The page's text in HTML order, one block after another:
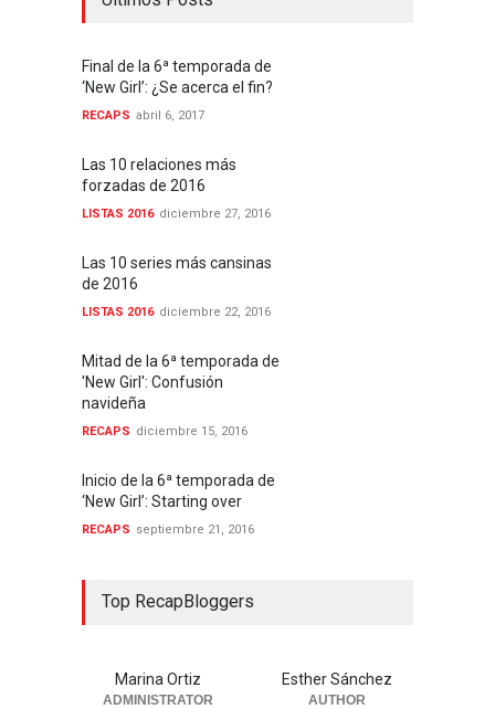
Final de la 6ª temporada de
‘New Girl’: ¿Se acerca el fin?
RECAPS abril 6, 2017
Las 10 relaciones más
forzadas de 2016
LISTAS 2016 diciembre 27, 2016
Las 10 series más cansinas
de 2016
LISTAS 2016 diciembre 22, 2016
Mitad de la 6ª temporada de
'New Girl': Confusión
navideña
RECAPS diciembre 15, 2016
Inicio de la 6ª temporada de
‘New Girl’: Starting over
RECAPS septiembre 21, 2016
Top RecapBloggers
Marina Ortiz
ADMINISTRATOR
Esther Sánchez
AUTHOR